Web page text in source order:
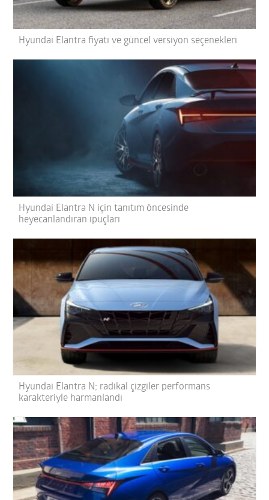
Hyundai Elantra fiyatı ve güncel versiyon seçenekleri
Hyundai Elantra N için tanıtım öncesinde
heyecanlandıran ipuçları
Hyundai Elantra N; radikal çizgiler performans
karakteriyle harmanlandı